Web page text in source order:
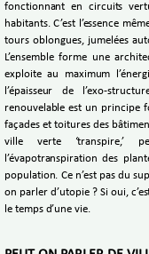
fonctionnant en circuits
habitants. C’est l’essence
tours oblongues, jumelées
L’ensemble forme une
exploite au maximum
l’épaisseur de l’exo-
renouvelable est un principe
façades et toitures des
ville verte ‘transpire,’
l’évapotranspiration des
population. Ce n’est pas du
on parler d’utopie ? Si oui,
le temps d’une vie.